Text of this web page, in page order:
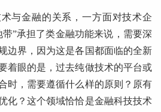
与金融的关系，一方面对技术企
”承担了类金融功能来说，需要深
边界，因为这是各国都面临的全新
着眼的是，过去纯做技术的平台或
时，需要遵循什么样的原则？原有
化？这个领域恰恰是金融科技技术